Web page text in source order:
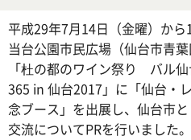
平成29年7月14日（金曜）か
当台公園市民広場（仙台市青
「杜の都のワイン祭り バル
365 in 仙台2017」に「仙台・
念ブース」を出展し、仙台市
交流についてPRを行いました。